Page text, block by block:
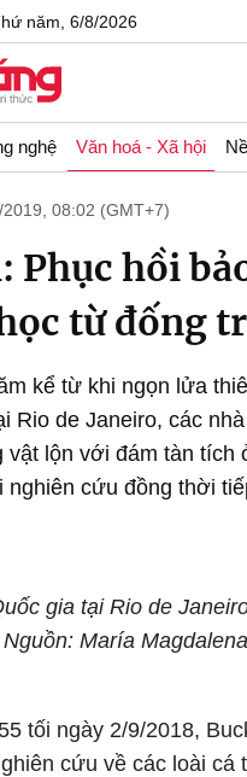
năm, 6/8/2026
nghệ Văn hoá - Xã hội
08:02 (GMT+7)
Phục hồi
từ đống
kể từ khi ngọn lửa
Rio de Janeiro, các
vật lộn với đám tàn tích
nghiên cứu đồng thời
gia tại Rio de
María
tối ngày 2/9/2018,
cứu về các loài cá